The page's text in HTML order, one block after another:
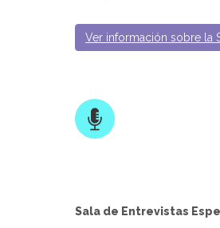
Ver información sobre la
Sala de Entrevistas